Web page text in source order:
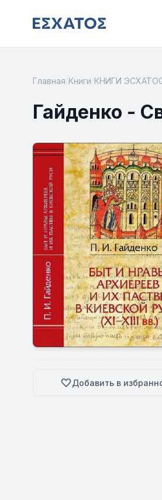
Главная Книги КНИГИ
Гайденко -
Добавить в